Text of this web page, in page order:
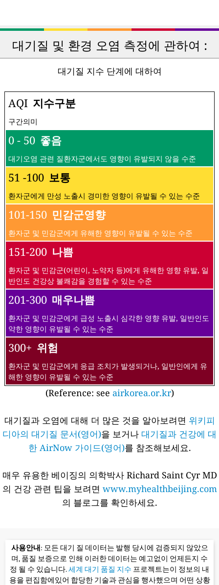
대기질 및 환경 오염 측정에 관하여 :
대기질 지수 단계에 대하여
AQI 지수구분
구간의미
0 - 50 좋음
대기오염 관련 질환자군에서도 영향이 유발되지 않을 수준
51 -100 보통
환자군에게 만성 노출시 경미한 영향이 유발될 수 있는 수준
101-150 민감군영향
환자군 및 민감군에게 유해한 영향이 유발될 수 있는 수준
151-200 나쁨
환자군 및 민감군(어린이, 노약자 등)에게 유해한 영향 유발, 일
반인도 건강상 불쾌감을 경험할 수 있는 수준
201-300 매우나쁨
환자군 및 민감군에게 급성 노출시 심각한 영향 유발, 일반인도
약한 영향이 유발될 수 있는 수준
300+ 위험
환자군 및 민감군에게 응급 조치가 발생되거나, 일반인에게 유
해한 영향이 유발될 수 있는 수준
(Reference: see airkorea.or.kr)
대기질과 오염에 대해 더 많은 것을 알아보려면 위키피
디아의 대기질 문서(영어)을 보거나 대기질과 건강에 대
한 AirNow 가이드(영어)를 참조해보세요.
매우 유용한 베이징의 의학박사 Richard Saint Cyr MD
의 건강 관련 팁을 보려면 www.myhealthbeijing.com
의 블로그를 확인하세요.
사용안내: 모든 대기 질 데이터는 발행 당시에 검증되지 않았으
며, 품질 보증으로 인해 이러한 데이터는 예고없이 언제든지 수
정 될 수 있습니다.세계 대기 품질 지수 프로젝트는이 정보의 내
용을 편집함에있어 합당한 기술과 관심을 행사했으며 어떤 상황